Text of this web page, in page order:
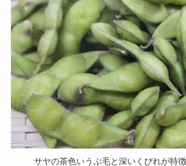
サヤの茶色いうぶ毛と深いくびれが特徴